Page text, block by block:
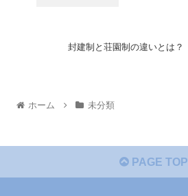
封建制と荘園制の違いとは？
ホーム 未分類
PAGE TOP